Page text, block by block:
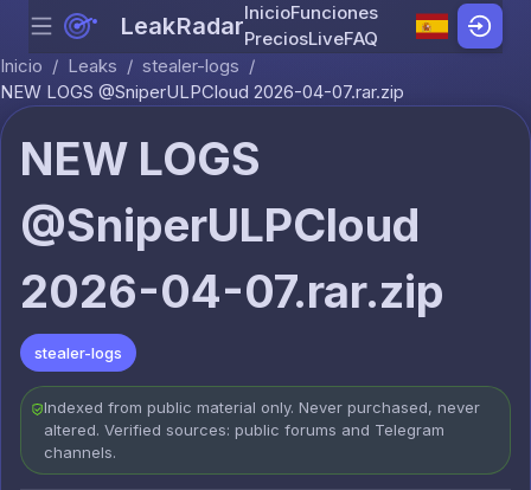
Skip to content
Menu LeakRadarInicioFunciones
PreciosLiveFAQ
Inicio / Leaks / stealer-logs /
NEW LOGS @SniperULPCloud 2026-04-07.rar.zip
NEW LOGS
@SniperULPCloud
2026-04-07.rar.zip
stealer-logs
Indexed from public material only. Never purchased, never
altered. Verified sources: public forums and Telegram
channels.